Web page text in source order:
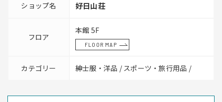
ショップ名 好日山荘
フロア
本館 5F
FLOOR MAP
カテゴリー 紳士服・洋品 / スポーツ・旅行用品 /